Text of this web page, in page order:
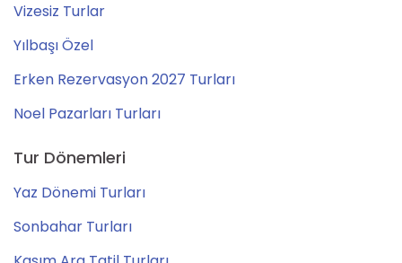
Vizesiz Turlar
Yılbaşı Özel
Erken Rezervasyon 2027 Turları
Noel Pazarları Turları
Tur Dönemleri
Yaz Dönemi Turları
Sonbahar Turları